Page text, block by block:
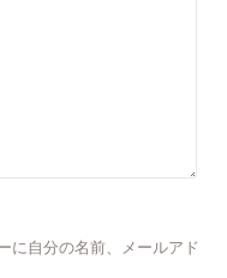
に自分の名前、メールアド